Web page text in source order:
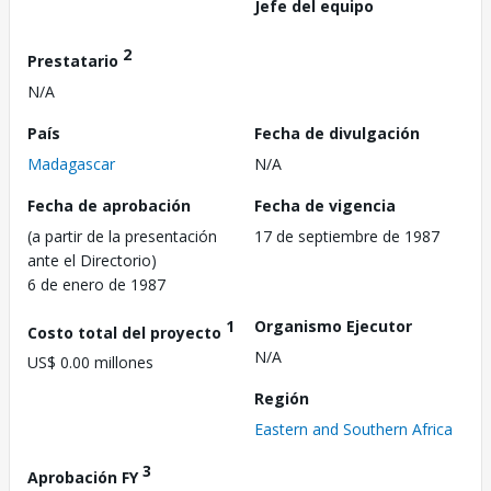
Jefe del equipo
Prestatario 2
N/A
País
Madagascar
Fecha de divulgación
N/A
Fecha de aprobación
(a partir de la presentación
ante el Directorio)
6 de enero de 1987
Fecha de vigencia
17 de septiembre de 1987
Costo total del proyecto 1
US$ 0.00 millones
Organismo Ejecutor
N/A
Región
Eastern and Southern Africa
Aprobación FY3